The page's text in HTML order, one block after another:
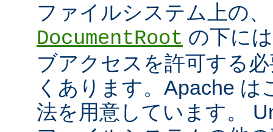
ファイルシステム上の
DocumentRoot の下に
ブアクセスを許可する
くあります。Apache は
法を用意しています。